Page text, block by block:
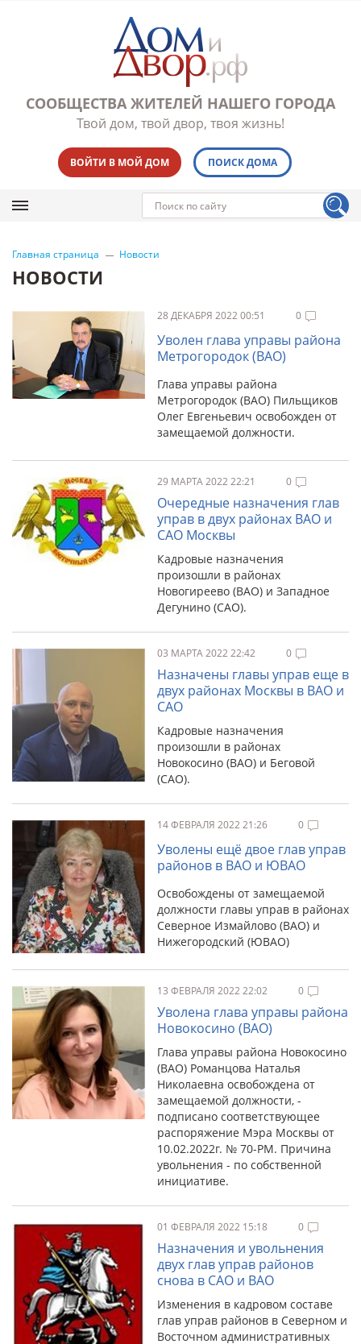
СООБЩЕСТВА ЖИТЕЛЕЙ НАШЕГО ГОРОДА
Твой дом, твой двор, твоя жизнь!
ВОЙТИ В МОЙ ДОМ ПОИСК ДОМА
Главная страница Новости
НОВОСТИ
28 ДЕКАБРЯ 2022 00:51 0
Уволен глава управы района
Метрогородок (ВАО)
Глава управы района
Метрогородок (ВАО) Пильщиков
Олег Евгеньевич освобожден от
замещаемой должности.
29 МАРТА 2022 22:21 0
Очередные назначения глав
управ в двух районах ВАО и
САО Москвы
Кадровые назначения
произошли в районах
Новогиреево (ВАО) и Западное
Дегунино (САО).
03 МАРТА 2022 22:42 0
Назначены главы управ еще в
двух районах Москвы в ВАО и
САО
Кадровые назначения
произошли в районах
Новокосино (ВАО) и Беговой
(САО).
14 ФЕВРАЛЯ 2022 21:26 0
Уволены ещё двое глав управ
районов в ВАО и ЮВАО
Освобождены от замещаемой
должности главы управ в районах
Северное Измайлово (ВАО) и
Нижегородский (ЮВАО)
13 ФЕВРАЛЯ 2022 22:02 0
Уволена глава управы района
Новокосино (ВАО)
Глава управы района Новокосино
(ВАО) Романцова Наталья
Николаевна освобождена от
замещаемой должности, -
подписано соответствующее
распоряжение Мэра Москвы от
10.02.2022г. № 70-РМ. Причина
увольнения - по собственной
инициативе.
01 ФЕВРАЛЯ 2022 15:18 0
Назначения и увольнения
двух глав управ районов
снова в САО и ВАО
Изменения в кадровом составе
глав управ районов в Северном и
Восточном административных